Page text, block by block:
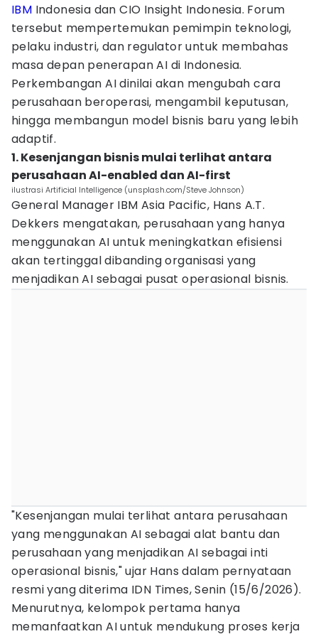
IBM Indonesia dan CIO Insight Indonesia. Forum
tersebut mempertemukan pemimpin teknologi,
pelaku industri, dan regulator untuk membahas
masa depan penerapan AI di Indonesia.
Perkembangan AI dinilai akan mengubah cara
perusahaan beroperasi, mengambil keputusan,
hingga membangun model bisnis baru yang lebih
adaptif.
1. Kesenjangan bisnis mulai terlihat antara
perusahaan AI-enabled dan AI-first
ilustrasi Artificial Intelligence (unsplash.com/Steve Johnson)
General Manager IBM Asia Pacific, Hans A.T.
Dekkers mengatakan, perusahaan yang hanya
menggunakan AI untuk meningkatkan efisiensi
akan tertinggal dibanding organisasi yang
menjadikan AI sebagai pusat operasional bisnis.
"Kesenjangan mulai terlihat antara perusahaan
yang menggunakan AI sebagai alat bantu dan
perusahaan yang menjadikan AI sebagai inti
operasional bisnis," ujar Hans dalam pernyataan
resmi yang diterima IDN Times, Senin (15/6/2026).
Menurutnya, kelompok pertama hanya
memanfaatkan AI untuk mendukung proses kerja